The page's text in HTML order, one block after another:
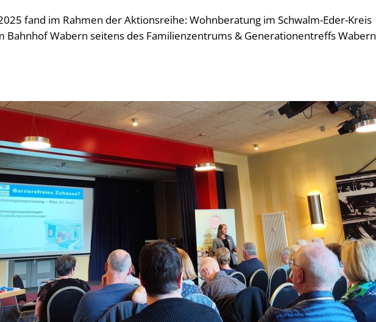
fand im Rahmen der Aktionsreihe: Wohnberatung im Schwalm-Eder-Kreis
Bahnhof Wabern seitens des Familienzentrums & Generationentreffs Wabern